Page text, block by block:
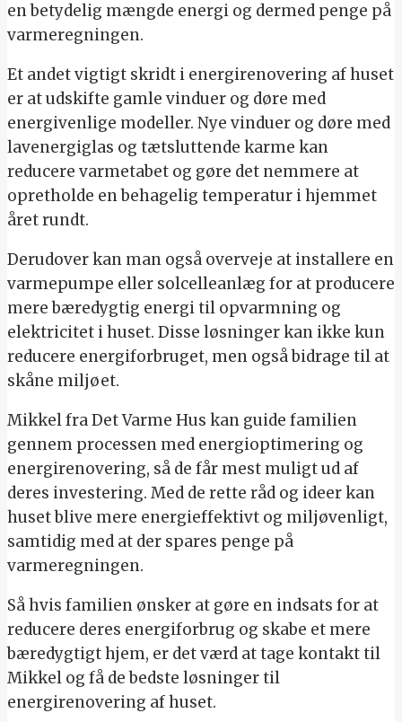
en betydelig mængde energi og dermed penge på
varmeregningen.
Et andet vigtigt skridt i energirenovering af huset
er at udskifte gamle vinduer og døre med
energivenlige modeller. Nye vinduer og døre med
lavenergiglas og tætsluttende karme kan
reducere varmetabet og gøre det nemmere at
opretholde en behagelig temperatur i hjemmet
året rundt.
Derudover kan man også overveje at installere en
varmepumpe eller solcelleanlæg for at producere
mere bæredygtig energi til opvarmning og
elektricitet i huset. Disse løsninger kan ikke kun
reducere energiforbruget, men også bidrage til at
skåne miljøet.
Mikkel fra Det Varme Hus kan guide familien
gennem processen med energioptimering og
energirenovering, så de får mest muligt ud af
deres investering. Med de rette råd og ideer kan
huset blive mere energieffektivt og miljøvenligt,
samtidig med at der spares penge på
varmeregningen.
Så hvis familien ønsker at gøre en indsats for at
reducere deres energiforbrug og skabe et mere
bæredygtigt hjem, er det værd at tage kontakt til
Mikkel og få de bedste løsninger til
energirenovering af huset.